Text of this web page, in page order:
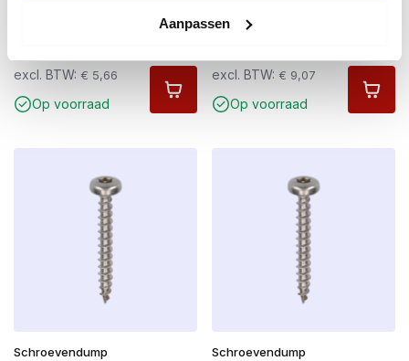
Aanpassen
excl. BTW: € 5,66
Op voorraad
TX-25 50stuks
excl. BTW: € 9,07
Op voorraad
Schroevendump
Schroevendump